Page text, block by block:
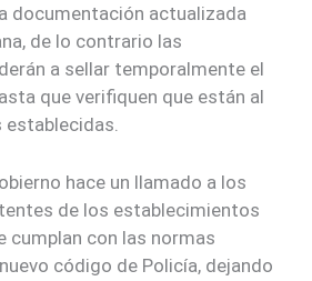
documentación actualizada
de lo contrario las
a sellar temporalmente el
que verifiquen que están al
establecidas.
hace un llamado a los
de los establecimientos
cumplan con las normas
código de Policía, dejando